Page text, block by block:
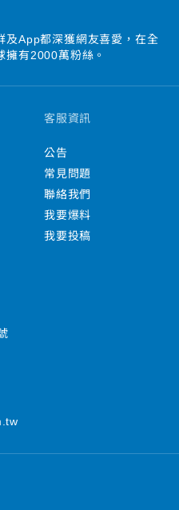
及App都深獲網友喜愛，在全
擁有2000萬粉絲。
客服資訊
公告
常見問題
聯絡我們
我要爆料
我要投稿